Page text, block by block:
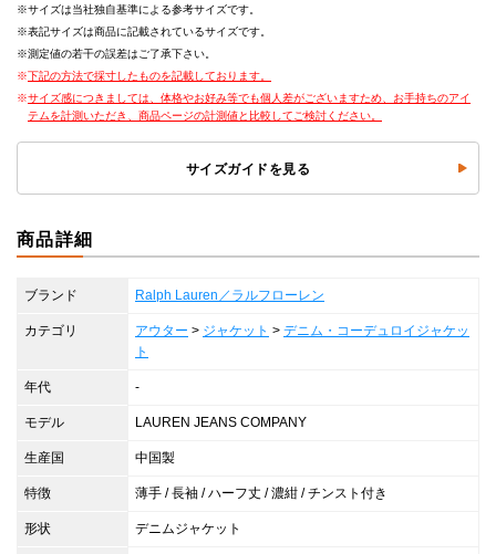
サイズは当社独自基準による参考サイズです。
表記サイズは商品に記載されているサイズです。
測定値の若干の誤差はご了承下さい。
下記の方法で採寸したものを記載しております。
サイズ感につきましては、体格やお好み等でも個人差がございますため、お手持ちのアイ
テムを計測いただき、商品ページの計測値と比較してご検討ください。
サイズガイドを見る
商品詳細
ブランド Ralph Lauren／ラルフローレン
カテゴリ アウター > ジャケット > デニム・コーデュロイジャケッ
ト
年代 -
モデル LAUREN JEANS COMPANY
生産国 中国製
特徴 薄手 / 長袖 / ハーフ丈 / 濃紺 / チンスト付き
形状 デニムジャケット